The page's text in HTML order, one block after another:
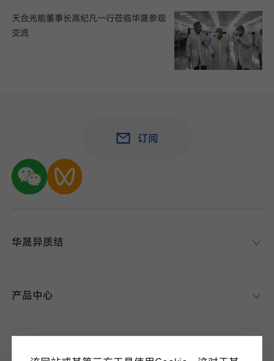
天合光能董事长高纪凡一行莅临华晟参观
交流
订阅
华晟异质结
产品中心
异质结组件